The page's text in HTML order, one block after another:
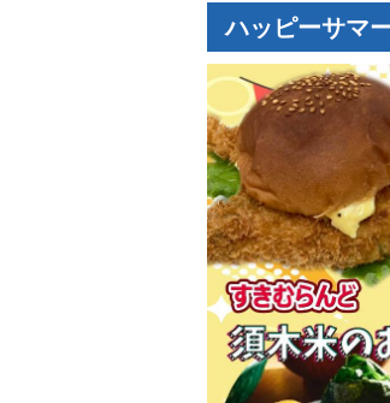
ハッピーサマ